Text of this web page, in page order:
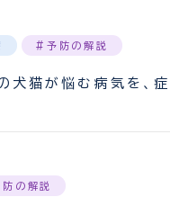
#予防の解説
犬猫が悩む病気を、症
の解説